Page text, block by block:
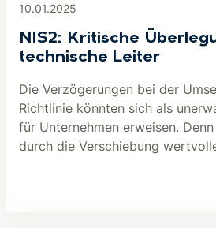
10.01.2025
NIS2: Kritische
technische Leiter
Die Verzögerungen bei der
Richtlinie könnten sich als
für Unternehmen erweisen.
durch die Verschiebung